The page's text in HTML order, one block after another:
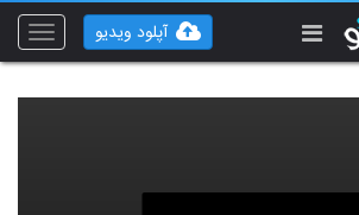
Toggle
آپلود ویدیو